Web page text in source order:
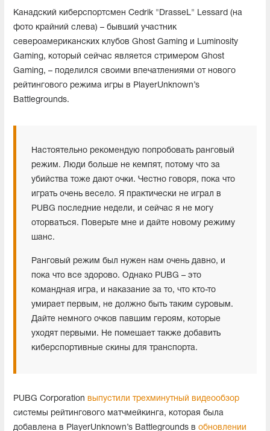
Канадский киберспортсмен Cedrik "DrasseL" Lessard (на
фото крайний слева) – бывший участник
североамериканских клубов Ghost Gaming и Luminosity
Gaming, который сейчас является стримером Ghost
Gaming, – поделился своими впечатлениями от нового
рейтингового режима игры в PlayerUnknown’s
Battlegrounds.
Настоятельно рекомендую попробовать ранговый
режим. Люди больше не кемпят, потому что за
убийства тоже дают очки. Честно говоря, пока что
играть очень весело. Я практически не играл в
PUBG последние недели, и сейчас я не могу
оторваться. Поверьте мне и дайте новому режиму
шанс.
Ранговый режим был нужен нам очень давно, и
пока что все здорово. Однако PUBG – это
командная игра, и наказание за то, что кто-то
умирает первым, не должно быть таким суровым.
Дайте немного очков павшим героям, которые
уходят первыми. Не помешает также добавить
киберспортивные скины для транспорта.
PUBG Corporation выпустили трехминутный видеообзор
системы рейтингового матчмейкинга, которая была
добавлена в PlayerUnknown’s Battlegrounds в обновлении